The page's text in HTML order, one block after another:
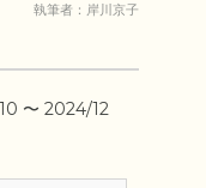
執筆者：岸川京子
〜 2024/12